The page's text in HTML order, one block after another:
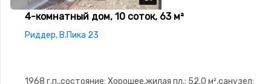
4-комнатный дом, 10 соток, 63 м²
Риддер, В.Пика 23
1968 г.п.,состояние: Хорошее,жилая пл.: 52.0 м²,санузел: